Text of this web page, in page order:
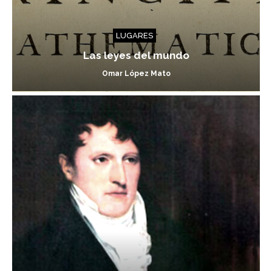
LUGARES
Las leyes del mundo
Omar López Mato